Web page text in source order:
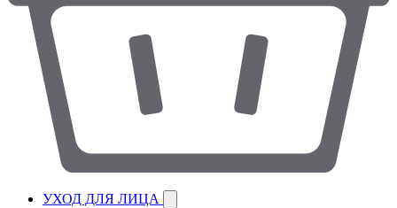
УХОД ДЛЯ ЛИЦА